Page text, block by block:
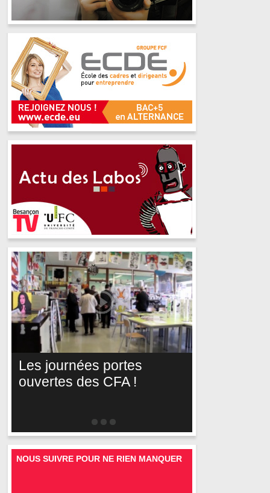
Les journées portes
ouvertes des CFA !
NOUS SUIVRE POUR NE RIEN MANQUER